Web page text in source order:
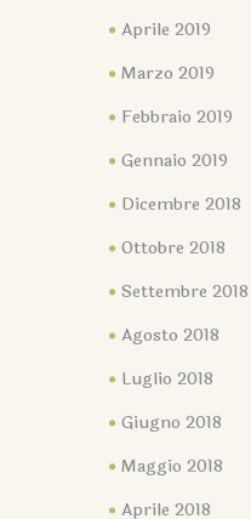
Aprile 2019
Marzo 2019
Febbraio 2019
Gennaio 2019
Dicembre 2018
Ottobre 2018
Settembre 2018
Agosto 2018
Luglio 2018
Giugno 2018
Maggio 2018
Aprile 2018